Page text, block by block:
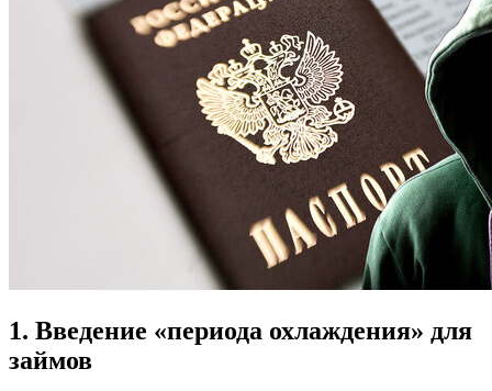
1. Введение «периода охлаждения» для
займов